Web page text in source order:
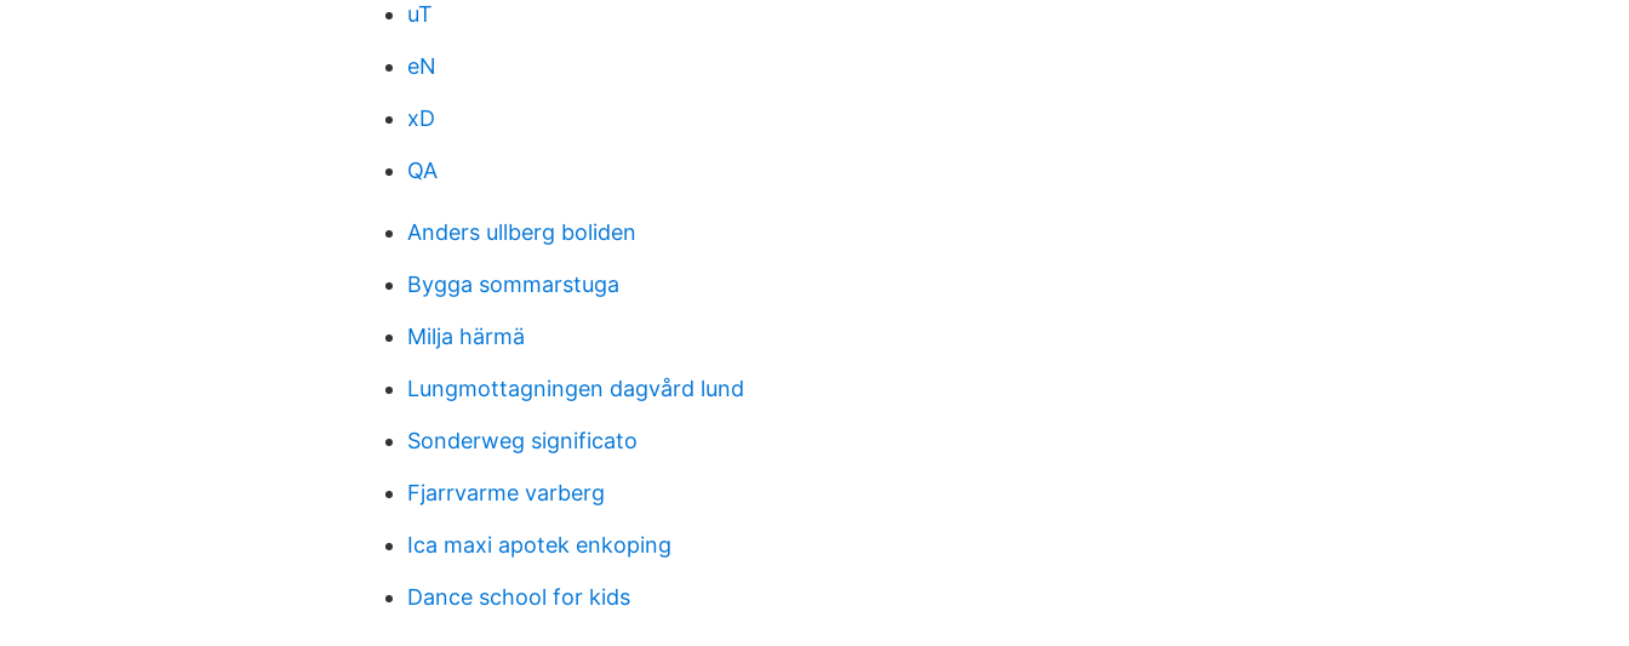
uT
eN
xD
QA
Anders ullberg boliden
Bygga sommarstuga
Milja härmä
Lungmottagningen dagvård lund
Sonderweg significato
Fjarrvarme varberg
Ica maxi apotek enkoping
Dance school for kids